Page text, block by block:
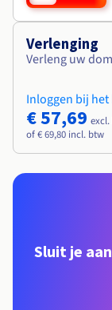
Verlenging
Verleng uw
Inloggen bij
€ 57,69
of € 69,80 incl. btw
Sluit je